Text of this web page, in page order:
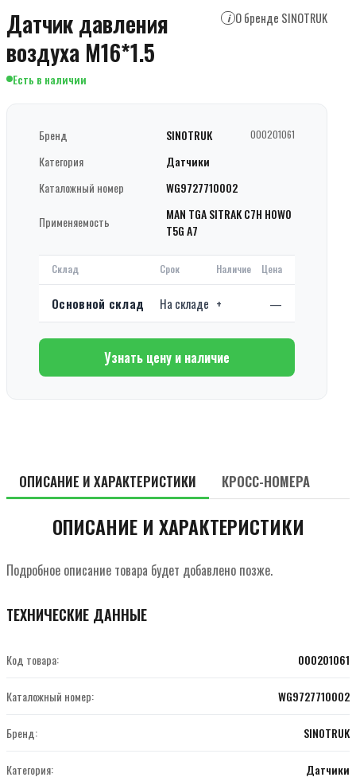
Датчик давления
воздуxа М16*1.5
i О бренде SINOTRUK
Есть в наличии
Бренд SINOTRUK 000201061
Категория
Датчики
Каталожный номер
WG9727710002
Применяемость
MAN TGA SITRAK C7H HOWO
T5G A7
Склад Срок Наличие Цена
Основной склад На складе + —
Узнать цену и наличие
ОПИСАНИЕ И ХАРАКТЕРИСТИКИ КРОСС-НОМЕРА
ОПИСАНИЕ И ХАРАКТЕРИСТИКИ
Подробное описание товара будет добавлено позже.
ТЕХНИЧЕСКИЕ ДАННЫЕ
Код товара: 000201061
Каталожный номер: WG9727710002
Бренд: SINOTRUK
Категория: Датчики